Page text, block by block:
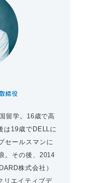
締役
留学。16歳で高
は19歳でDELLに
セールスマンに
。その後、2014
株式会社）
リエイティブデ